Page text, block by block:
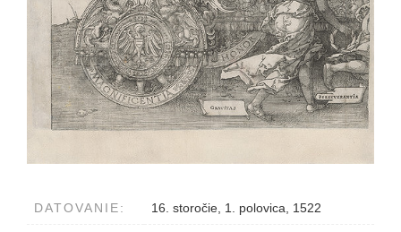
DATOVANIE: 16. storočie, 1. polovica, 1522